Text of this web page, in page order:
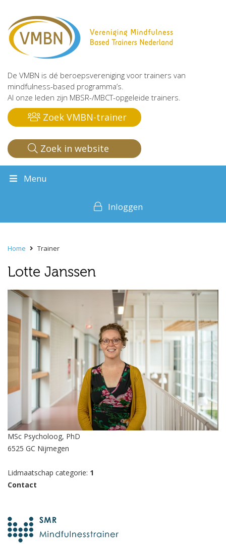
De VMBN is dé beroepsvereniging voor trainers van
mindfulness-based programma’s.
Al onze leden zijn MBSR-/MBCT-opgeleide trainers.
Zoek VMBN-trainer
Zoek in website
Menu
Inloggen
Home Trainer
Lotte Janssen
MSc Psycholoog, PhD
6525 GC Nijmegen
Lidmaatschap categorie: 1
Contact